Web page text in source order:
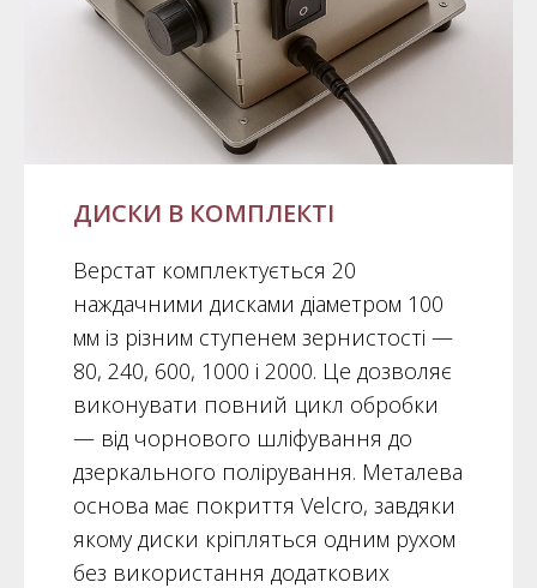
ДИСКИ В КОМПЛЕКТІ
Верстат комплектується 20
наждачними дисками діаметром 100
мм із різним ступенем зернистості —
80, 240, 600, 1000 і 2000. Це дозволяє
виконувати повний цикл обробки
— від чорнового шліфування до
дзеркального полірування. Металева
основа має покриття Velcro, завдяки
якому диски кріпляться одним рухом
без використання додаткових